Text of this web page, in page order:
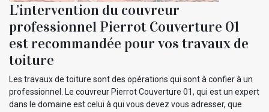
L’intervention du couvreur
professionnel Pierrot Couverture 01
est recommandée pour vos travaux de
toiture
Les travaux de toiture sont des opérations qui sont à confier à un
professionnel. Le couvreur Pierrot Couverture 01, qui est un expert
dans le domaine est celui à qui vous devez vous adresser, que